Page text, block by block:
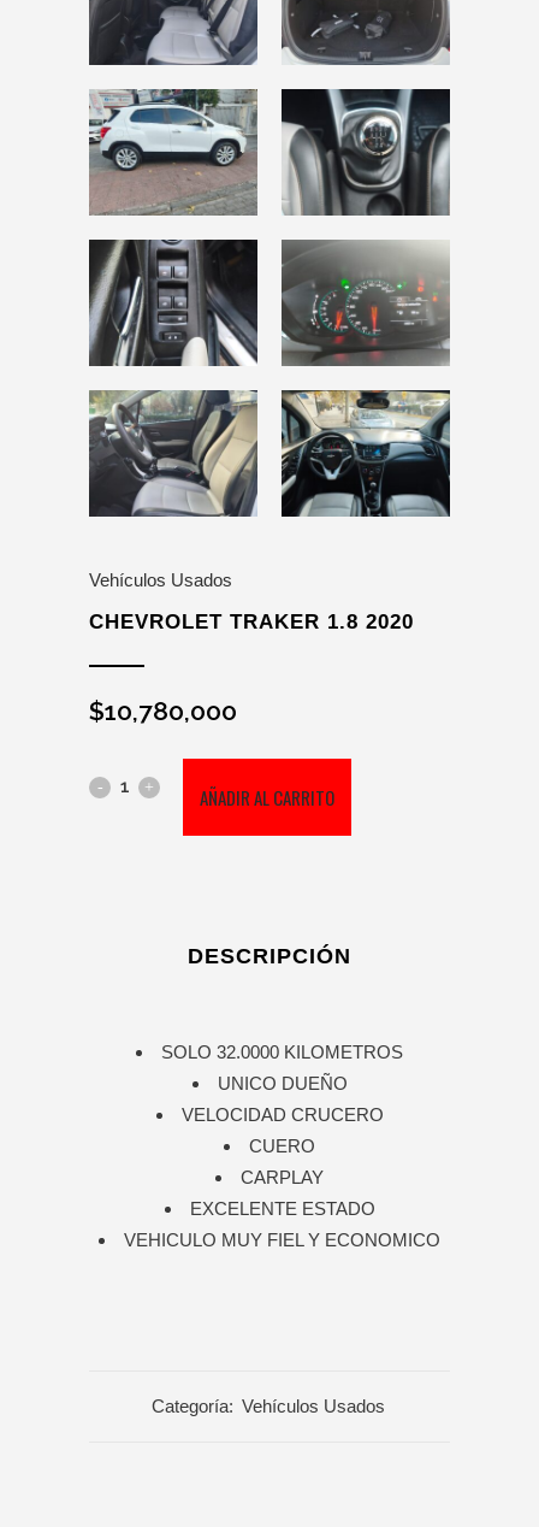
Vehículos Usados
CHEVROLET TRAKER 1.8 2020
$10,780,000
CHEVROLET AÑADIR AL CARRITO
DESCRIPCIÓN
SOLO 32.0000 KILOMETROS
UNICO DUEÑO
VELOCIDAD CRUCERO
CUERO
CARPLAY
EXCELENTE ESTADO
VEHICULO MUY FIEL Y ECONOMICO
Categoría: Vehículos Usados